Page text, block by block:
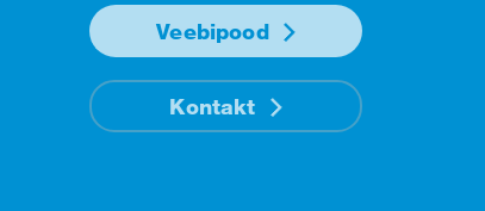
Veebipood
Kontakt